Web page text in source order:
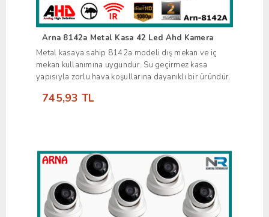
Arna 8142a Metal Kasa 42 Led Ahd Kamera
Metal kasaya sahip 8142a modeli dış mekan ve iç
mekan kullanımına uygundur. Su geçirmez kasa
yapısıyla zorlu hava koşullarına dayanıklı bir üründür.
745,93 TL